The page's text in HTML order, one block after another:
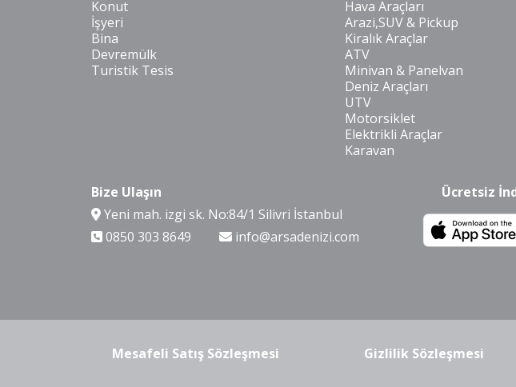
Konut
İşyeri
Bina
Devremülk
Turistik Tesis
Hava Araçları
Arazi,SUV & Pickup
Kiralık Araçlar
ATV
Minivan & Panelvan
Deniz Araçları
UTV
Motorsiklet
Elektrikli Araçlar
Karavan
Bize Ulaşın
Yeni mah. izgi sk. No:84/1 Silivri İstanbul
0850 303 8649
info@arsadenizi.com
Ücretsiz
Mesafeli Satış Sözleşmesi Gizlilik Sözleşmesi